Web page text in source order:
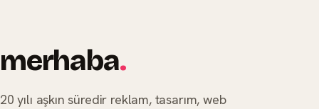
merhaba.
20 yılı aşkın süredir reklam, tasarım, web